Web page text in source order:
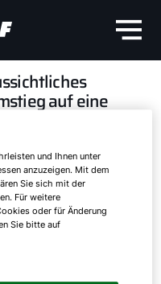
auf eine
WOLF Förderrechner
Klicks eine erste
und Ihnen unter
anzuzeigen. Mit dem
Sie sich mit der
Für weitere
oder für Änderung
Sie bitte auf